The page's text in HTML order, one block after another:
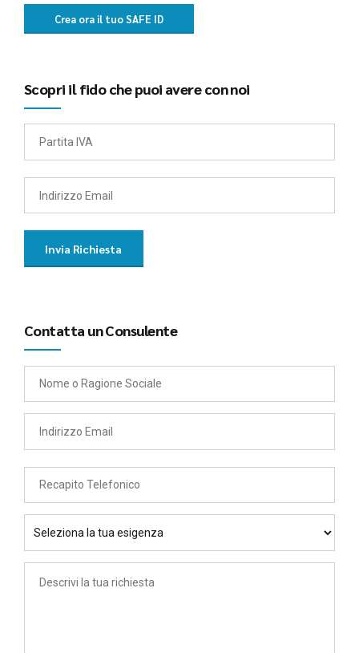
Crea ora il tuo SAFE ID
Scopri il fido che puoi avere con noi
Contatta un Consulente